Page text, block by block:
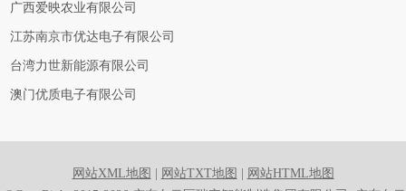
广西爱映农业有限公司
江苏南京市优达电子有限公司
台湾力世新能源有限公司
澳门优质电子有限公司
网站XML地图 网站TXT地图
网站HTML地图